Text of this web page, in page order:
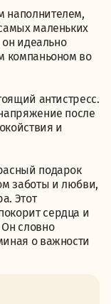
наполнителем,
маленьких
он идеально
компаньоном во
антистресс.
после
и
подарок
заботы и любви,
Этот
сердца и
словно
о важности